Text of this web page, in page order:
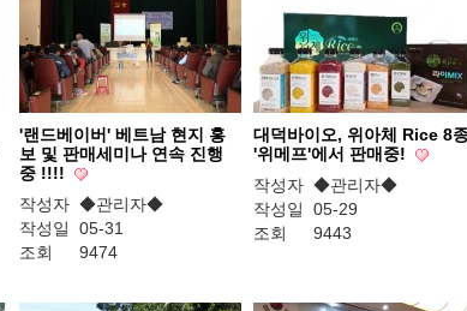
'랜드베이버' 베트남 현지 홍
보 및 판매세미나 연속 진행
중 !!!!
작성자 ◆관리자◆
작성일
05-31
조회
9474
대덕바이오, 위아체 Rice 8
'위메프'에서 판매중!
작성자 ◆관리자◆
작성일
05-29
조회
9443